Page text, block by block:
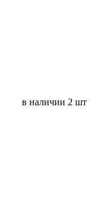
в наличии 2 шт